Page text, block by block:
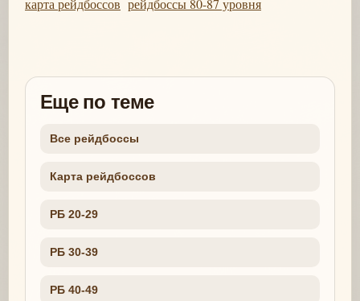
карта рейдбоссов рейдбоссы 80-87 уровня
Еще по теме
Все рейдбоссы
Карта рейдбоссов
РБ 20-29
РБ 30-39
РБ 40-49